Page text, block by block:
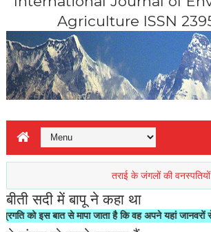
Agriculture ISSN
तराई के जंगलों की वनस्पतियों और जीव
बीती सदी में बापू ने कहा था
से मापा जाता है कि वह अपने यहां जानवरों से किस तरह का